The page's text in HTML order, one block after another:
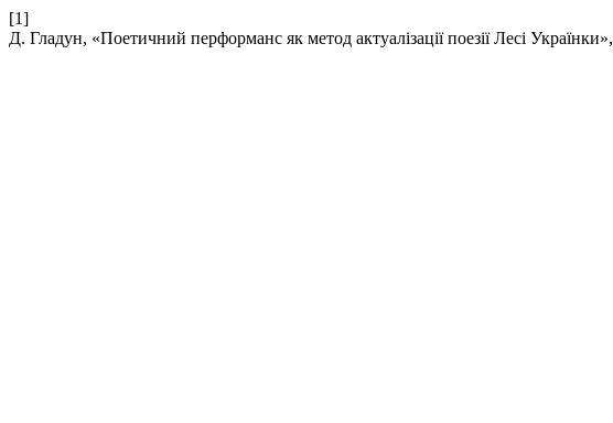
[1]
Д. Гладун, «Поетичний перформанс як метод актуалізації поезії Лесі Українки»,